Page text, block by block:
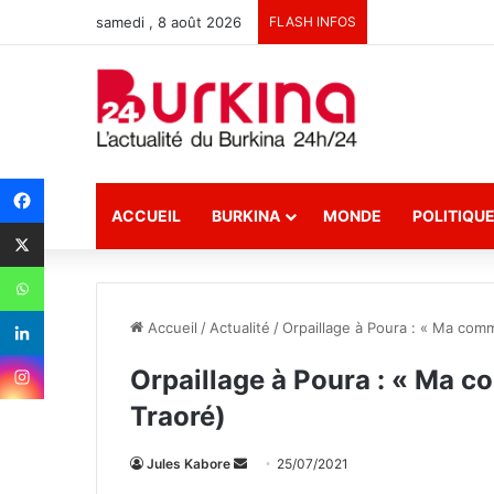
samedi , 8 août 2026 FLASH INFOS
ACCUEIL BURKINA MONDE POLITIQUE
Accueil / Actualité /Orpaillage à Poura : « Ma
Orpaillage à Poura : « Ma
Traoré)
Jules Kabore 25/07/2021